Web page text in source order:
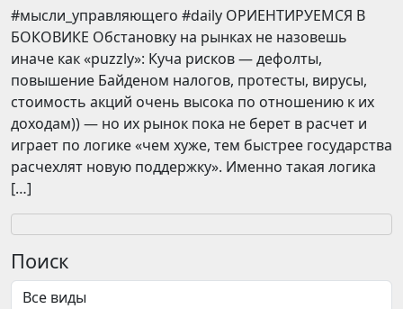
​​#мысли_управляющего #daily ОРИЕНТИРУЕМСЯ В
БОКОВИКЕ Обстановку на рынках не назовешь
иначе как «puzzly»: Куча рисков — дефолты,
повышение Байденом налогов, протесты, вирусы,
стоимость акций очень высока по отношению к их
доходам)) — но их рынок пока не берет в расчет и
играет по логике «чем хуже, тем быстрее государства
расчехлят новую поддержку». Именно такая логика
[…]
Поиск